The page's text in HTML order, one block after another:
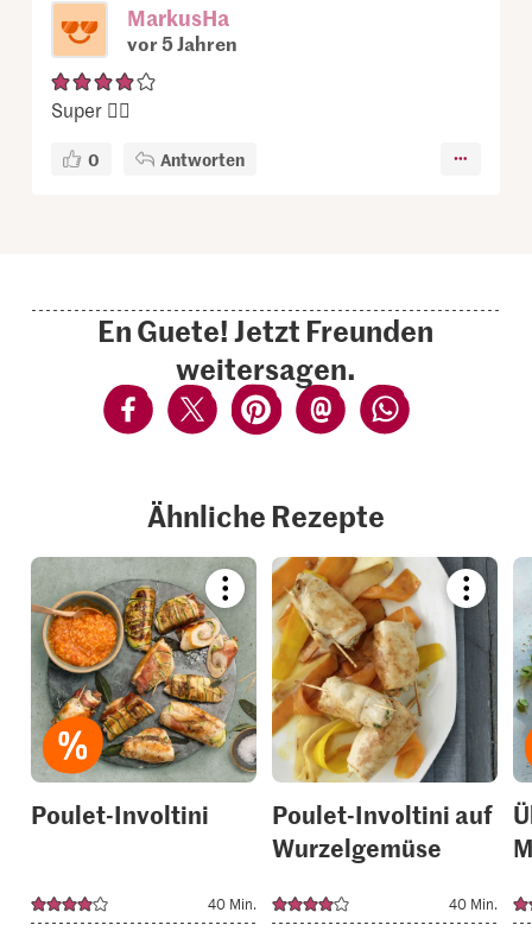
MarkusHa
vor 5 Jahren
Super 👍🏻
0 Antworten
En Guete! Jetzt Freunden
weitersagen.
Ähnliche Rezepte
Bookmark
recipe
or
add
it
to
your
collections.
Poulet-Involtini
40 Min.
recipe
add
your
Poulet-Involtini auf
Wurzelgemüse
40 Min.